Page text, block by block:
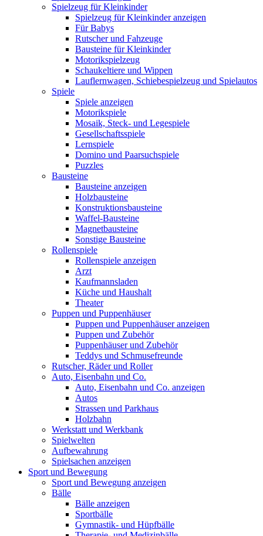
Spielzeug für Kleinkinder
Spielzeug für Kleinkinder anzeigen
Für Babys
Rutscher und Fahzeuge
Bausteine für Kleinkinder
Motorikspielzeug
Schaukeltiere und Wippen
Lauflernwagen, Schiebespielzeug und Spielautos
Spiele
Spiele anzeigen
Motorikspiele
Mosaik, Steck- und Legespiele
Gesellschaftsspiele
Lernspiele
Domino und Paarsuchspiele
Puzzles
Bausteine
Bausteine anzeigen
Holzbausteine
Konstruktionsbausteine
Waffel-Bausteine
Magnetbausteine
Sonstige Bausteine
Rollenspiele
Rollenspiele anzeigen
Arzt
Kaufmannsladen
Küche und Haushalt
Theater
Puppen und Puppenhäuser
Puppen und Puppenhäuser anzeigen
Puppen und Zubehör
Puppenhäuser und Zubehör
Teddys und Schmusefreunde
Rutscher, Räder und Roller
Auto, Eisenbahn und Co.
Auto, Eisenbahn und Co. anzeigen
Autos
Strassen und Parkhaus
Holzbahn
Werkstatt und Werkbank
Spielwelten
Aufbewahrung
Spielsachen anzeigen
Sport und Bewegung
Sport und Bewegung anzeigen
Bälle
Bälle anzeigen
Sportbälle
Gymnastik- und Hüpfbälle